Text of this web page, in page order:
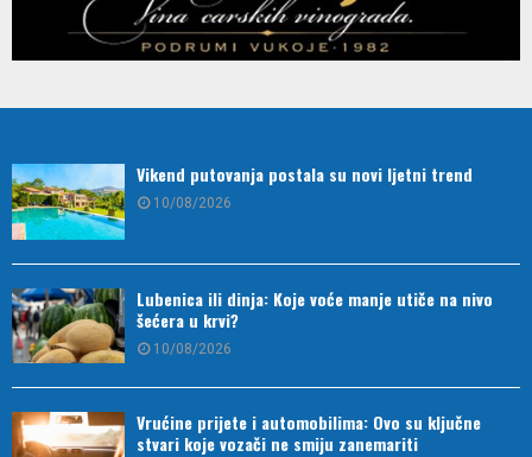
Vikend putovanja postala su novi ljetni trend
10/08/2026
Lubenica ili dinja: Koje voće manje utiče na nivo
šećera u krvi?
10/08/2026
Vrućine prijete i automobilima: Ovo su ključne
stvari koje vozači ne smiju zanemariti